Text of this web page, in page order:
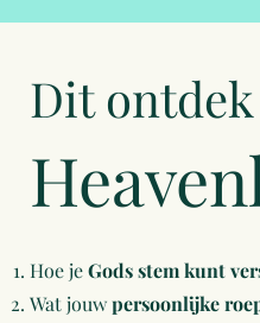
Dit
Hoe jeGods stem kunt
Wat jouwpersoonlijke